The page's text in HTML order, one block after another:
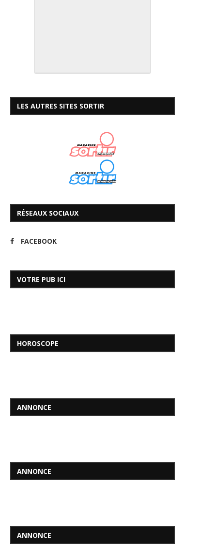
LES AUTRES SITES SORTIR
RÉSEAUX SOCIAUX
FACEBOOK
VOTRE PUB ICI
HOROSCOPE
ANNONCE
ANNONCE
ANNONCE